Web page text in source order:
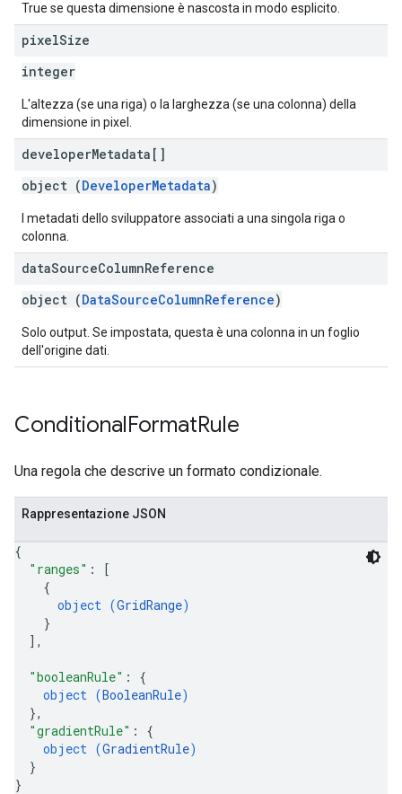
True se questa dimensione è nascosta in modo esplicito.
pixelSize
integer
L'altezza (se una riga) o la larghezza (se una colonna) della
dimensione in pixel.
developerMetadata[]
object (DeveloperMetadata)
I metadati dello sviluppatore associati a una singola riga o
colonna.
dataSourceColumnReference
object (DataSourceColumnReference)
Solo output. Se impostata, questa è una colonna in un foglio
dell'origine dati.
ConditionalFormatRule
Una regola che descrive un formato condizionale.
Rappresentazione JSON
{
"ranges" :
[
{
object (GridRange)
}
] ,
"booleanRule" : {
object (BooleanRule)
},
"gradientRule" : {
object (GradientRule)
}
}